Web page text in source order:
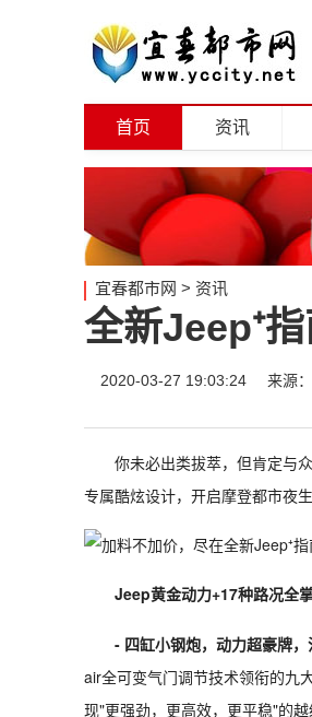
首页 资讯
宜春都市网 > 资讯
全新Jeep⁺
2020-03-27 19:03:24 来源：
你未必出类拔萃，但肯定与
专属酷炫设计，开启摩登都市夜
Jeep黄金动力+17种路况全
- 四缸小钢炮，动力超豪牌，
air全可变气门调节技术领衔的九
现"更强劲，更高效，更平稳"的